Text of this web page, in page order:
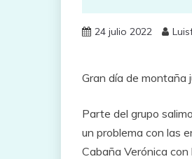
24 julio 2022
Gran día de montaña
Parte del grupo
un problema con las
Cabaña Verónica con